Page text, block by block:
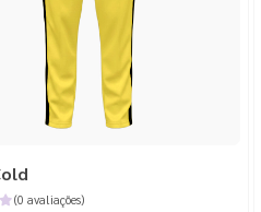
(0 avaliações)